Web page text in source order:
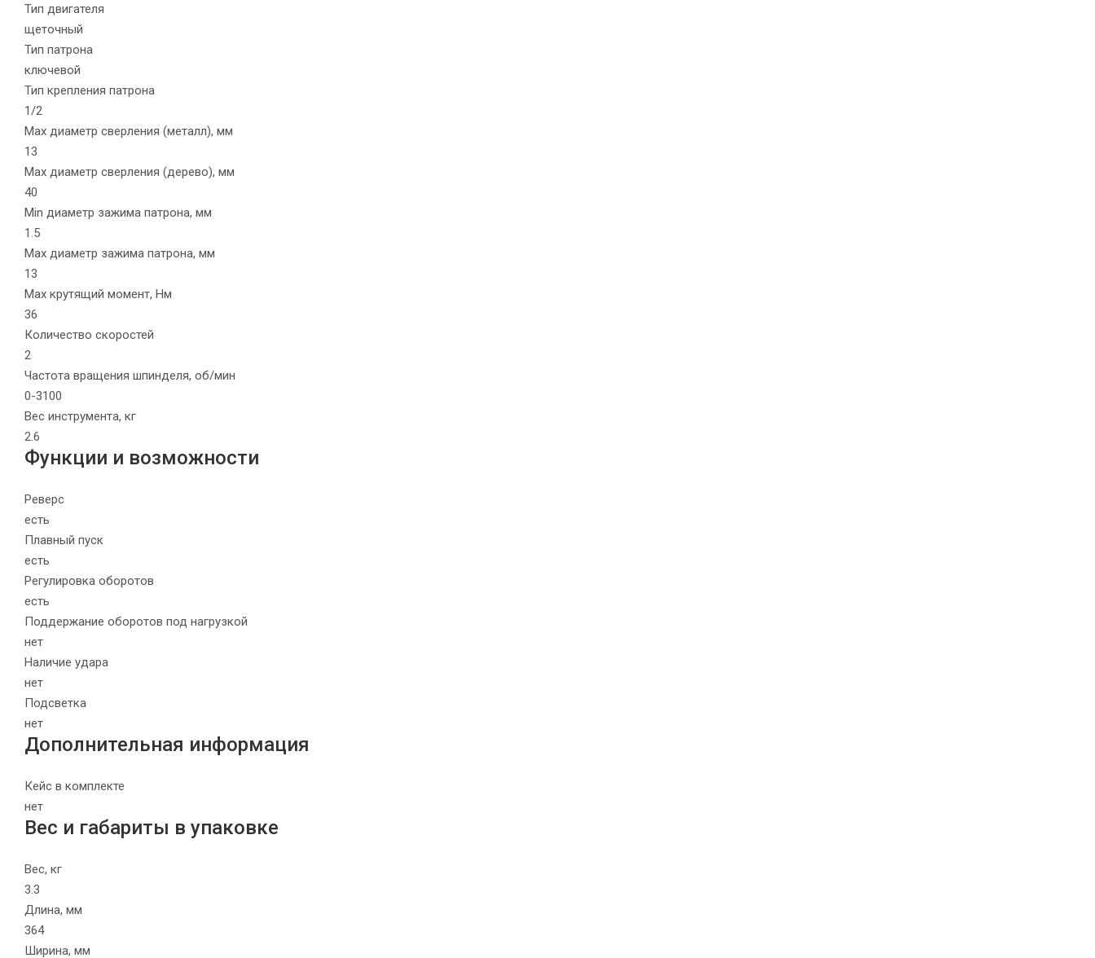
Тип двигателя
щеточный
Тип патрона
ключевой
Тип крепления патрона
1/2
Max диаметр сверления (металл), мм
13
Max диаметр сверления (дерево), мм
40
Min диаметр зажима патрона, мм
1.5
Max диаметр зажима патрона, мм
13
Max крутящий момент, Нм
36
Количество скоростей
2
Частота вращения шпинделя, об/мин
0-3100
Вес инструмента, кг
2.6
Функции и возможности
Реверс
есть
Плавный пуск
есть
Регулировка оборотов
есть
Поддержание оборотов под нагрузкой
нет
Наличие удара
нет
Подсветка
нет
Дополнительная информация
Кейс в комплекте
нет
Вес и габариты в упаковке
Вес, кг
3.3
Длина, мм
364
Ширина, мм